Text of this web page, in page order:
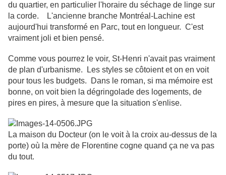
du quartier, en particulier l'horaire du séchage de linge sur
la corde. L'ancienne branche Montréal-Lachine est
aujourd'hui transformé en Parc, tout en longueur. C'est
vraiment joli et bien pensé.
Comme vous pourrez le voir, St-Henri n'avait pas vraiment
de plan d'urbanisme. Les styles se côtoient et on en voit
pour tous les budgets. Dans le roman, si ma mémoire est
bonne, on voit bien la dégringolade des logements, de
pires en pires, à mesure que la situation s'enlise.
La maison du Docteur (on le voit à la croix au-dessus de la
porte) où la mère de Florentine cogne quand ça ne va pas
du tout.